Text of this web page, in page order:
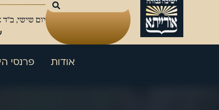
יום שישי,
אודות פרנסי